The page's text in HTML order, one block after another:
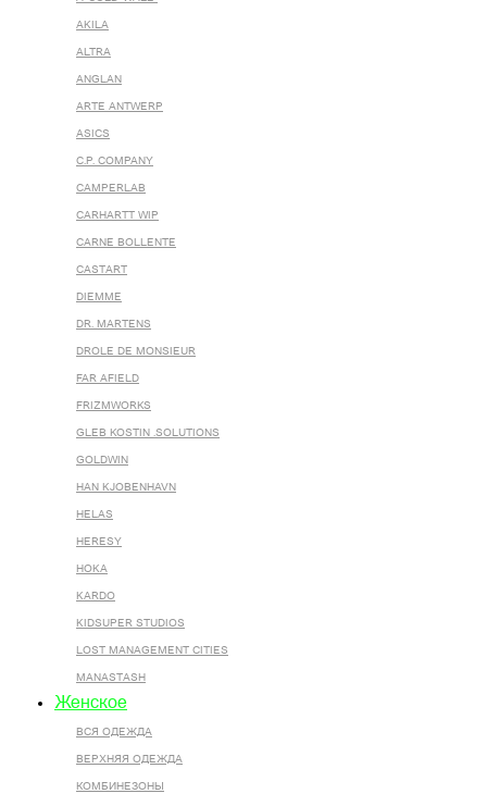
AKILA
ALTRA
ANGLAN
ARTE ANTWERP
ASICS
C.P. COMPANY
CAMPERLAB
CARHARTT WIP
CARNE BOLLENTE
CASTART
DIEMME
DR. MARTENS
DROLE DE MONSIEUR
FAR AFIELD
FRIZMWORKS
GLEB KOSTIN .SOLUTIONS
GOLDWIN
HAN KJOBENHAVN
HELAS
HERESY
HOKA
KARDO
KIDSUPER STUDIOS
LOST MANAGEMENT CITIES
MANASTASH
Женское
ВСЯ ОДЕЖДА
ВЕРХНЯЯ ОДЕЖДА
КОМБИНЕЗОНЫ